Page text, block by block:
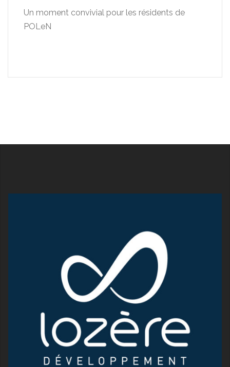
Un moment convivial pour les résidents de
POLeN